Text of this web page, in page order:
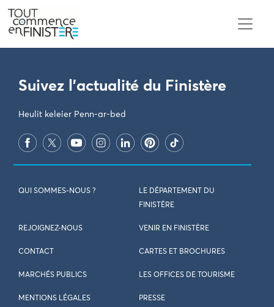
PARAMÈTRES DES COOKIES
Suivez l'actualité du Finistère
Heulit keleier Penn-ar-bed
QUI SOMMES-NOUS ?
LE DÉPARTEMENT DU
FINISTÈRE
REJOIGNEZ-NOUS VENIR EN FINISTÈRE
CONTACT CARTES ET BROCHURES
MARCHÉS PUBLICS LES OFFICES DE TOURISME
MENTIONS LÉGALES PRESSE